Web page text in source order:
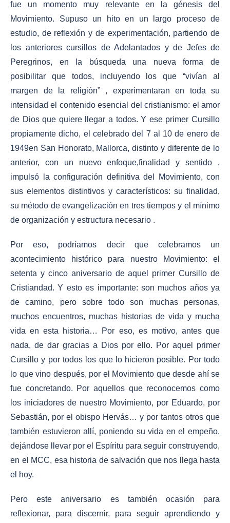
fue un momento muy relevante en la génesis del
Movimiento. Supuso un hito en un largo proceso de
estudio, de reflexión y de experimentación, partiendo de
los anteriores cursillos de Adelantados y de Jefes de
Peregrinos, en la búsqueda una nueva forma de
posibilitar que todos, incluyendo los que “vivían al
margen de la religión” , experimentaran en toda su
intensidad el contenido esencial del cristianismo: el amor
de Dios que quiere llegar a todos. Y ese primer Cursillo
propiamente dicho, el celebrado del 7 al 10 de enero de
1949en San Honorato, Mallorca, distinto y diferente de lo
anterior, con un nuevo enfoque,finalidad y sentido ,
impulsó la configuración definitiva del Movimiento, con
sus elementos distintivos y característicos: su finalidad,
su método de evangelización en tres tiempos y el mínimo
de organización y estructura necesario .
Por eso, podríamos decir que celebramos un
acontecimiento histórico para nuestro Movimiento: el
setenta y cinco aniversario de aquel primer Cursillo de
Cristiandad. Y esto es importante: son muchos años ya
de camino, pero sobre todo son muchas personas,
muchos encuentros, muchas historias de vida y mucha
vida en esta historia… Por eso, es motivo, antes que
nada, de dar gracias a Dios por ello. Por aquel primer
Cursillo y por todos los que lo hicieron posible. Por todo
lo que vino después, por el Movimiento que desde ahí se
fue concretando. Por aquellos que reconocemos como
los iniciadores de nuestro Movimiento, por Eduardo, por
Sebastián, por el obispo Hervás… y por tantos otros que
también estuvieron allí, poniendo su vida en el empeño,
dejándose llevar por el Espíritu para seguir construyendo,
en el MCC, esa historia de salvación que nos llega hasta
el hoy.
Pero este aniversario es también ocasión para
reflexionar, para discernir, para seguir aprendiendo y